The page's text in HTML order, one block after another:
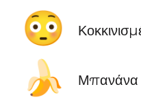
😳
🍌 Μπανάνα